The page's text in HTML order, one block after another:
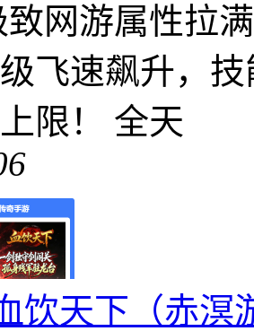
致网游属性拉
飞速飙升，
限！ 全天
饮天下（赤溟